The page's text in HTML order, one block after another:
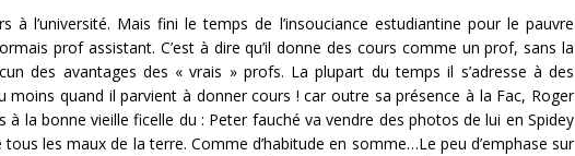
à l’université. Mais fini le temps de l’insouciance estudiantine pour le pauvre
prof assistant. C’est à dire qu’il donne des cours comme un prof, sans la
des avantages des « vrais » profs. La plupart du temps il s’adresse à des
moins quand il parvient à donner cours ! car outre sa présence à la Fac, Roger
à la bonne vieille ficelle du : Peter fauché va vendre des photos de lui en Spidey
tous les maux de la terre. Comme d’habitude en somme…Le peu d’emphase sur